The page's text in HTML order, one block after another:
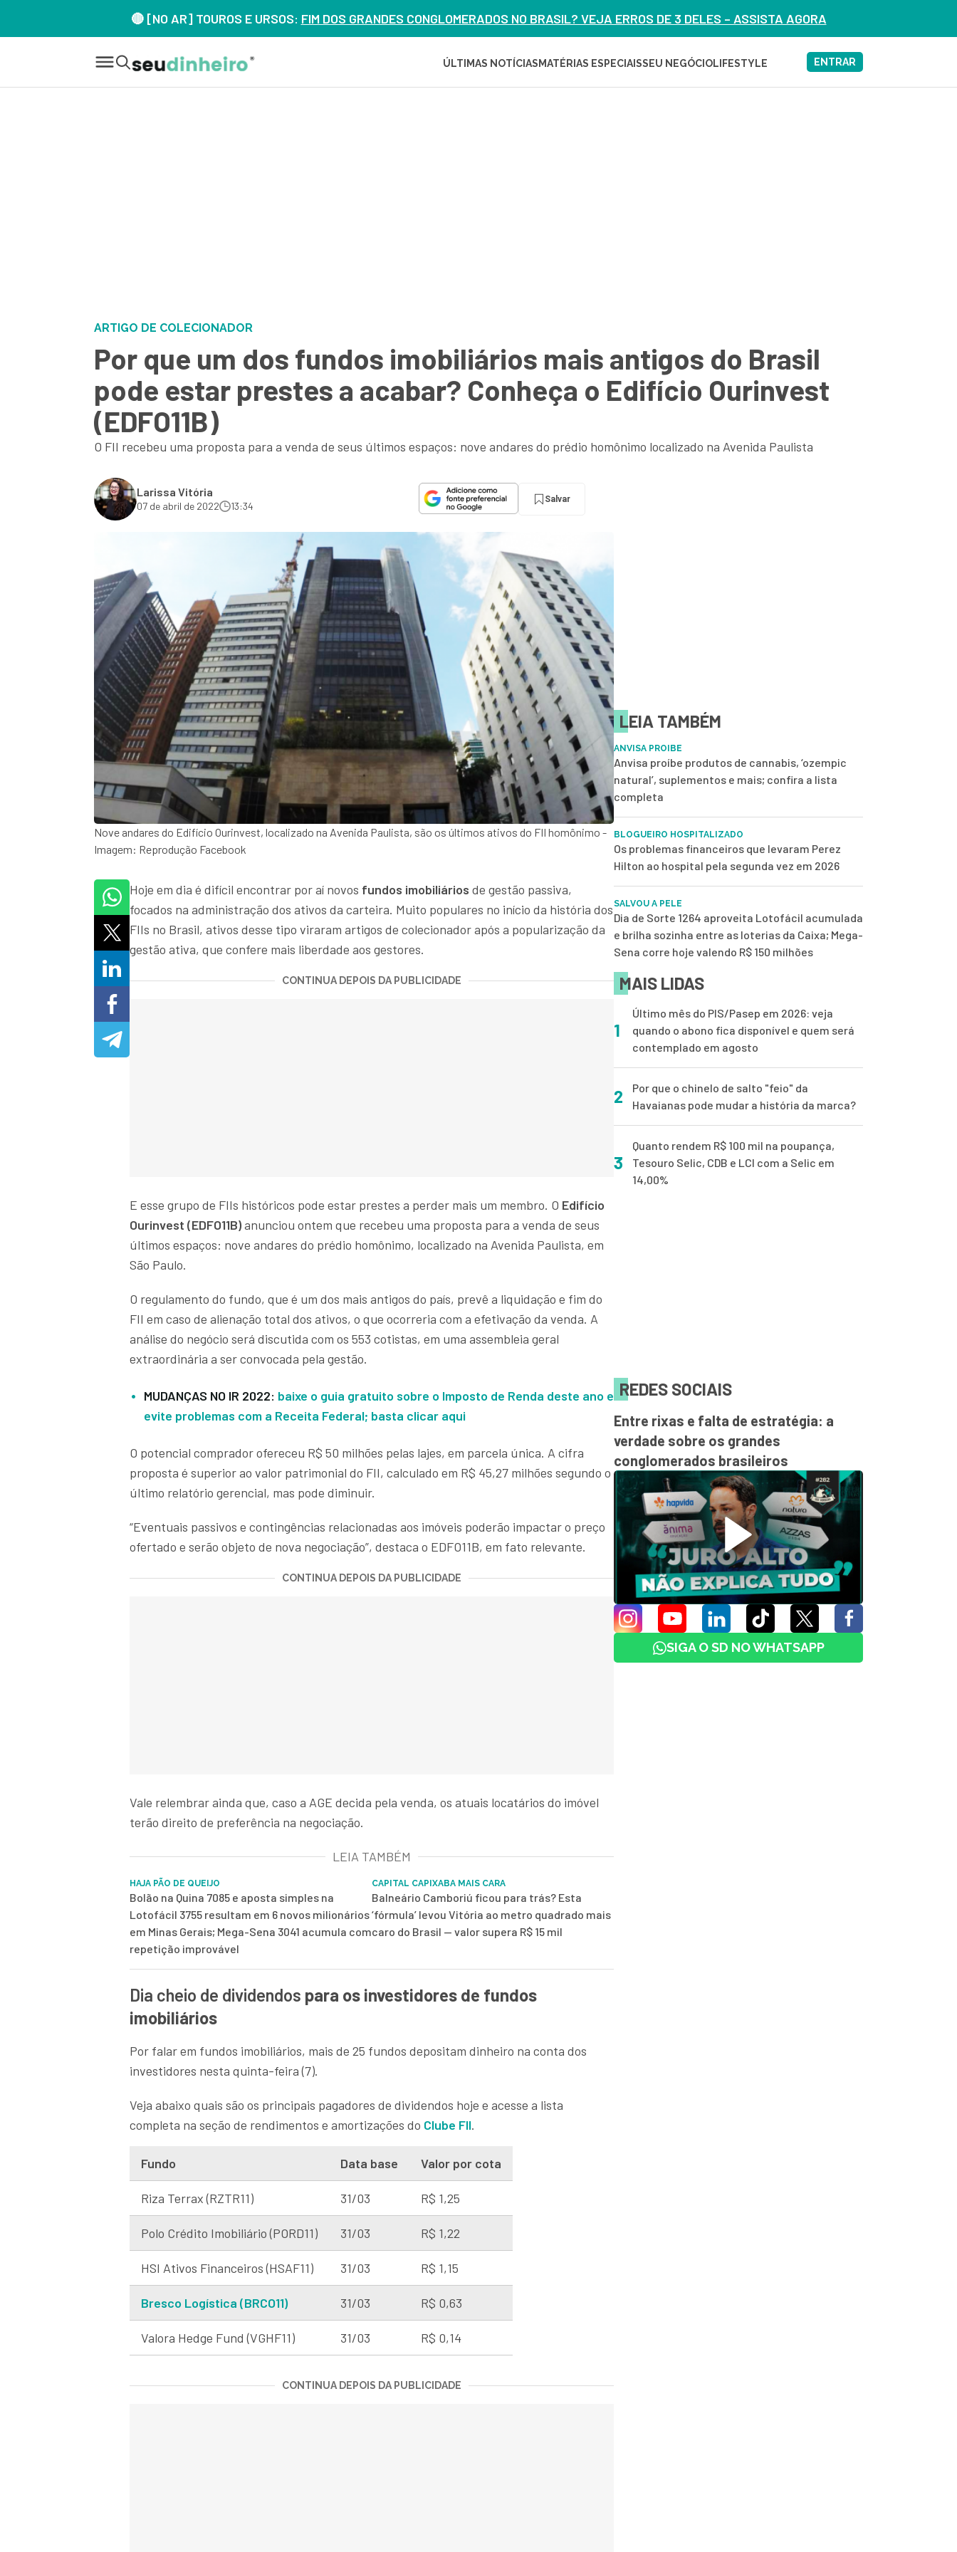
🔴 [NO AR] TOUROS E URSOS: FIM DOS GRANDES CONGLOMERADOS NO BRASIL? VEJA ERROS DE 3 DELES – ASSISTA AGORA
ÚLTIMAS NOTÍCIAS MATÉRIAS ESPECIAISSEU NEGÓCIOLIFESTYLE ENTRAR
ARTIGO DE COLECIONADOR
Por que um dos fundos imobiliários mais antigos do Brasil
pode estar prestes a acabar? Conheça o Edifício Ourinvest
(EDFO11B)
O FII recebeu uma proposta para a venda de seus últimos espaços: nove andares do prédio homônimo localizado na Avenida Paulista
Larissa Vitória
07 de abril de 2022 13:34
Salvar
Nove andares do Edifício Ourinvest, localizado na Avenida Paulista, são os últimos ativos do FII homônimo -
Imagem: Reprodução Facebook
Hoje em dia é difícil encontrar por aí novos fundos imobiliários de gestão passiva,
focados na administração dos ativos da carteira. Muito populares no início da história dos
FIIs no Brasil, ativos desse tipo viraram artigos de colecionador após a popularização da
gestão ativa, que confere mais liberdade aos gestores.
CONTINUA DEPOIS DA PUBLICIDADE
E esse grupo de FIIs históricos pode estar prestes a perder mais um membro. O Edifício
Ourinvest (EDFO11B)anunciou ontem que recebeu uma proposta para a venda de seus
últimos espaços: nove andares do prédio homônimo, localizado na Avenida Paulista, em
São Paulo.
O regulamento do fundo, que é um dos mais antigos do país, prevê a liquidação e fim do
FII em caso de alienação total dos ativos, o que ocorreria com a efetivação da venda. A
análise do negócio será discutida com os 553 cotistas, em uma assembleia geral
extraordinária a ser convocada pela gestão.
MUDANÇAS NO IR 2022: baixe o guia gratuito sobre o Imposto de Renda deste ano e
evite problemas com a Receita Federal; basta clicar aqui
O potencial comprador ofereceu R$ 50 milhões pelas lajes, em parcela única. A cifra
proposta é superior ao valor patrimonial do FII, calculado em R$ 45,27 milhões segundo o
último relatório gerencial, mas pode diminuir.
“Eventuais passivos e contingências relacionadas aos imóveis poderão impactar o preço
ofertado e serão objeto de nova negociação”, destaca o EDFO11B, em fato relevante.
CONTINUA DEPOIS DA PUBLICIDADE
Vale relembrar ainda que, caso a AGE decida pela venda, os atuais locatários do imóvel
terão direito de preferência na negociação.
LEIA TAMBÉM
HAJA PÃO DE QUEIJO
Bolão na Quina 7085 e aposta simples na
Lotofácil 3755 resultam em 6 novos milionários
em Minas Gerais; Mega-Sena 3041 acumula com
repetição improvável
CAPITAL CAPIXABA MAIS CARA
Balneário Camboriú ficou para trás? Esta
‘fórmula’ levou Vitória ao metro quadrado mais
caro do Brasil — valor supera R$ 15 mil
Dia cheio de dividendos para os investidores de fundos
imobiliários
Por falar em fundos imobiliários, mais de 25 fundos depositam dinheiro na conta dos
investidores nesta quinta-feira (7).
Veja abaixo quais são os principais pagadores de dividendos hoje e acesse a lista
completa na seção de rendimentos e amortizações do Clube FII.
Fundo Data base Valor por cota
Riza Terrax (RZTR11) 31/03 R$ 1,25
Polo Crédito Imobiliário (PORD11) 31/03 R$ 1,22
HSI Ativos Financeiros (HSAF11) 31/03 R$ 1,15
Bresco Logística (BRCO11) 31/03 R$ 0,63
Valora Hedge Fund (VGHF11) 31/03 R$ 0,14
CONTINUA DEPOIS DA PUBLICIDADE
LEIA TAMBÉM
ANVISA PROIBE
Anvisa proíbe produtos de cannabis, ‘ozempic
natural’, suplementos e mais; confira a lista
completa
BLOGUEIRO HOSPITALIZADO
Os problemas financeiros que levaram Perez
Hilton ao hospital pela segunda vez em 2026
SALVOU A PELE
Dia de Sorte 1264 aproveita Lotofácil acumulada
e brilha sozinha entre as loterias da Caixa; Mega-
Sena corre hoje valendo R$ 150 milhões
MAIS LIDAS
1
Último mês do PIS/Pasep em 2026: veja
quando o abono fica disponível e quem será
contemplado em agosto
2
Por que o chinelo de salto "feio" da
Havaianas pode mudar a história da marca?
3
Quanto rendem R$ 100 mil na poupança,
Tesouro Selic, CDB e LCI com a Selic em
14,00%
REDES SOCIAIS
Entre rixas e falta de estratégia: a
verdade sobre os grandes
conglomerados brasileiros
SIGA O SD NO WHATSAPP